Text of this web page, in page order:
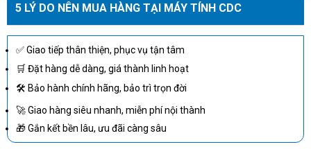
5 LÝ DO NÊN MUA HÀNG TẠI MÁY TÍNH CDC
✅ Giao tiếp thân thiện, phục vụ tận tâm
🛒 Đặt hàng dễ dàng, giá thành linh hoạt
🛠 Bảo hành chính hãng, bảo trì trọn đời
🚀 Giao hàng siêu nhanh, miễn phí nội thành
🎁 Gắn kết bền lâu, ưu đãi càng sâu